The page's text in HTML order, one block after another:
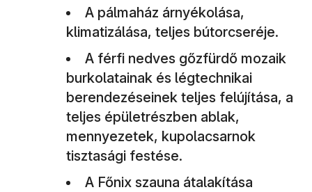
A pálmaház árnyékolása,
klimatizálása, teljes bútorcseréje.
A férfi nedves gőzfürdő mozaik
burkolatainak és légtechnikai
berendezéseinek teljes felújítása, a
teljes épületrészben ablak,
mennyezetek, kupolacsarnok
tisztasági festése.
A Főnix szauna átalakítása